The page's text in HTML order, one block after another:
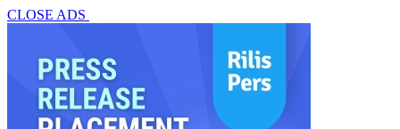
CLOSE ADS